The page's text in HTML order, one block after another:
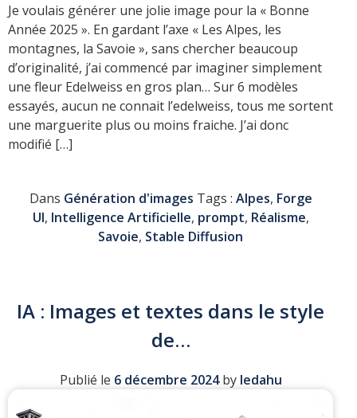
Je voulais générer une jolie image pour la « Bonne
Année 2025 ». En gardant l’axe « Les Alpes, les
montagnes, la Savoie », sans chercher beaucoup
d’originalité, j’ai commencé par imaginer simplement
une fleur Edelweiss en gros plan… Sur 6 modèles
essayés, aucun ne connait l’edelweiss, tous me sortent
une marguerite plus ou moins fraiche. J’ai donc
modifié […]
Dans Génération d'images Tags : Alpes, Forge
UI, Intelligence Artificielle, prompt, Réalisme,
Savoie, Stable Diffusion
IA : Images et textes dans le style
de…
Publié le 6 décembre 2024by ledahu